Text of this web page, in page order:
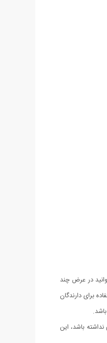
توانید در عرض چند
برای دارندگان
باشد، این